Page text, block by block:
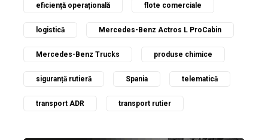
eficiență operațională flote comerciale
logistică Mercedes-Benz Actros L ProCabin
Mercedes-Benz Trucks produse chimice
siguranță rutieră Spania telematică
transport ADR transport rutier